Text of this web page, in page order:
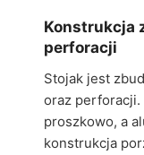
Konstrukcja
perforacji
Stojak jest
oraz perforacji.
proszkowo, a
konstrukcja